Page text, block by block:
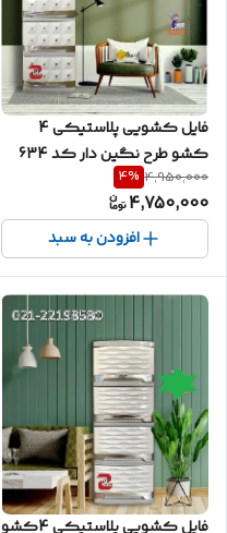
فایل کشویی پلاستیکی 4
کشو طرح نگین دار کد 634
4,950,000
4%
4,750,000
افزودن به سبد
فایل کشویی پلاستیکی 4کشو